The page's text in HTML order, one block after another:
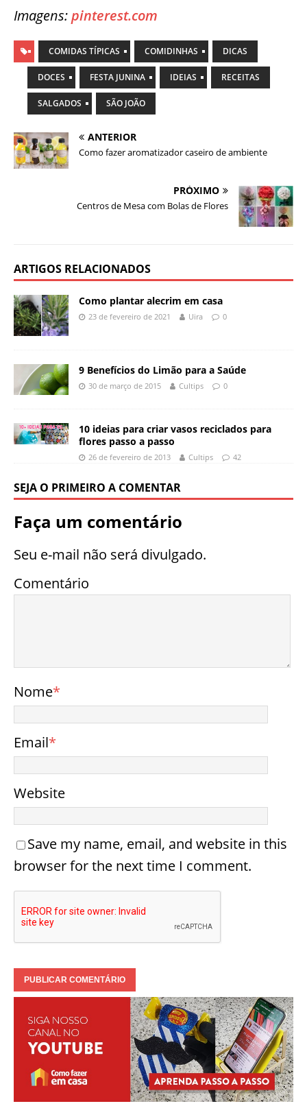
Imagens:pinterest.com
COMIDAS TÍPICAS COMIDINHAS DICAS
DOCES FESTA JUNINA IDEIAS RECEITAS
SALGADOS SÃO JOÃO
ANTERIOR
Como fazer aromatizador caseiro de ambiente
PRÓXIMO
Centros de Mesa com Bolas de Flores
ARTIGOS RELACIONADOS
Como plantar alecrim em casa
23 de fevereiro de 2021 Uira 0
9 Benefícios do Limão para a Saúde
30 de março de 2015 Cultips 0
10 ideias para criar vasos reciclados para
flores passo a passo
26 de fevereiro de 2013 Cultips 42
SEJA O PRIMEIRO A COMENTAR
Faça um comentário
Seu e-mail não será divulgado.
Comentário
Nome*
Email*
Website
Save my name, email, and website in this
browser for the next time I comment.